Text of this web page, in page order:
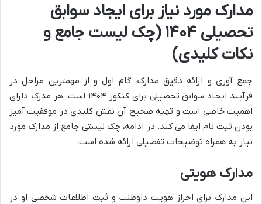
مدارک مورد نیاز برای ایجاد سوابق
تحصیلی ۱۴۰۴ (چک لیست جامع و
نکات کلیدی)
جمع آوری و ارائه دقیق مدارک، گام اول و از مهمترین مراحل در
فرآیند ایجاد سوابق تحصیلی برای کنکور ۱۴۰۴ است. هر مدرک دارای
اهمیت خاصی است و تهیه صحیح آن نقش کلیدی در موفقیت آمیز
بودن ثبت نام ایفا می کند. در ادامه، چک لیستی جامع از مدارک مورد
نیاز به همراه توضیحات تفصیلی ارائه شده است:
مدارک هویتی
این مدارک برای احراز هویت داوطلب و ثبت اطلاعات شخصی او در